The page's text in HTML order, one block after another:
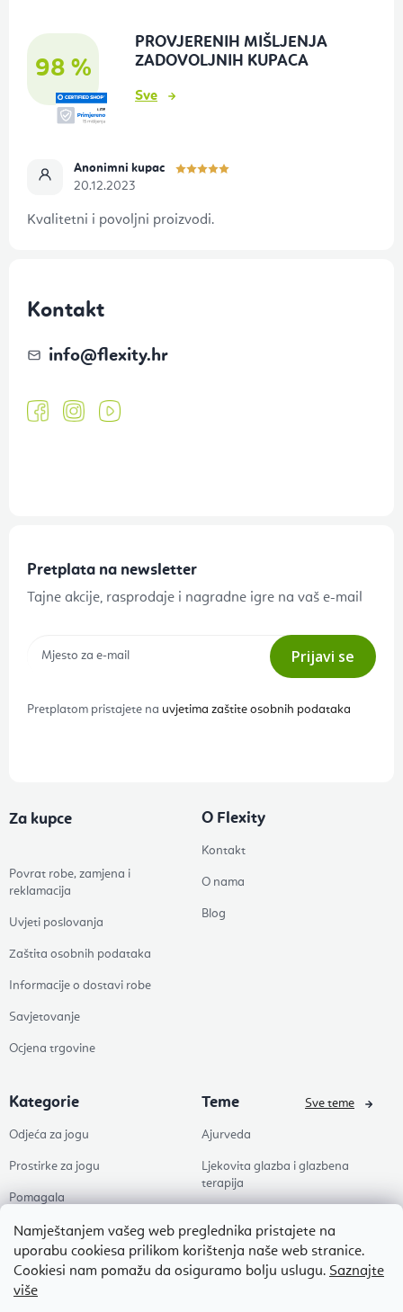
Namještanjem vašeg web preglednika pristajete na
uporabu cookiesa prilikom korištenja naše web stranice.
Cookiesi nam pomažu da osiguramo bolju uslugu. Saznajte
više
98 %
PROVJERENIH MIŠLJENJA
ZADOVOLJNIH KUPACA
Sve
Anonimni kupac
20.12.2023
Kvalitetni i povoljni proizvodi.
Kontakt
info@flexity.hr
Pretplata na newsletter
Tajne akcije, rasprodaje i nagradne igre na vaš e-mail
Prijavi se
Pretplatom pristajete na uvjetima zaštite osobnih podataka
Za kupce
Povrat robe, zamjena i
reklamacija
Uvjeti poslovanja
Zaštita osobnih podataka
Informacije o dostavi robe
Savjetovanje
Ocjena trgovine
O Flexity
Kontakt
O nama
Blog
Kategorie
Odjeća za jogu
Prostirke za jogu
Pomagala
Zdravlje
Dodaci
Popusti
Teme
Ajurveda
Ljekovita glazba i glazbena
terapija
Pilates
Zen
Sve teme